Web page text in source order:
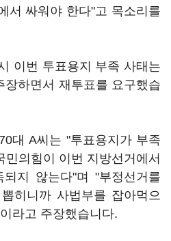
서 싸워야 한다"고 목소리를
이번 투표용지 부족 사태는
장하면서 재투표를 요구했습
대 A씨는 "투표용지가 부족
의힘이 이번 지방선거에서
지 않는다"며 "부정선거를
히니까 사법부를 잡아먹으
라고 주장했습니다.